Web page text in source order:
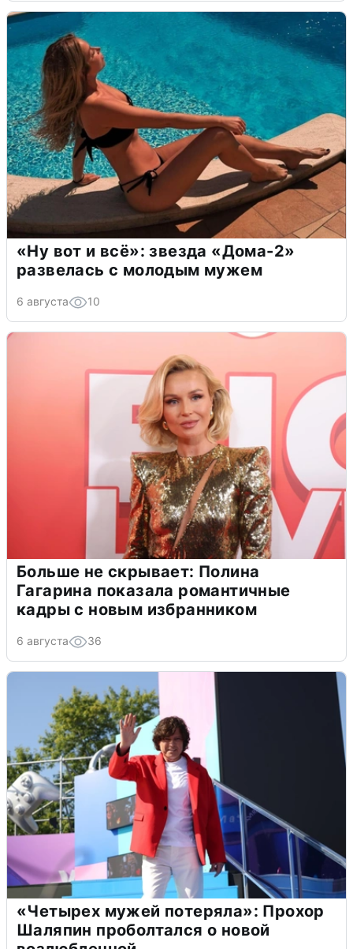
«Ну вот и всё»: звезда «Дома-2»
развелась с молодым мужем
6 августа 10
Больше не скрывает: Полина
Гагарина показала романтичные
кадры с новым избранником
6 августа 36
«Четырех мужей потеряла»: Прохор
Шаляпин проболтался о новой